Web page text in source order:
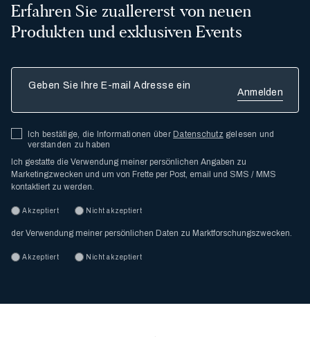
Erfahren Sie zuallererst von neuen
Produkten und exklusiven Events
Ich bestätige, die Informationen über Datenschutzgelesen und
verstanden zu haben
Ich gestatte die Verwendung meiner persönlichen Angaben zu
Marketingzwecken und um von Frette per Post, email und SMS / MMS
kontaktiert zu werden.
Akzeptiert Nicht akzeptiert
der Verwendung meiner persönlichen Daten zu Marktforschungszwecken.
Akzeptiert Nicht akzeptiert